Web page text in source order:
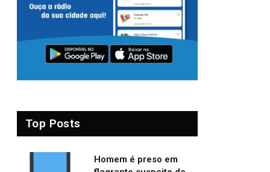
Top Posts
Homem é preso em